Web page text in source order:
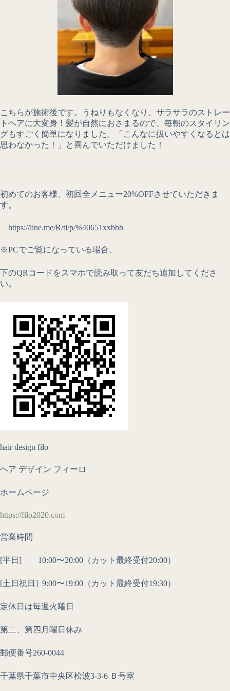
こちらが施術後です。うねりもなくなり、サラサラのストレー
トヘアに大変身！髪が自然におさまるので、毎朝のスタイリン
グもすごく簡単になりました。「こんなに扱いやすくなるとは
思わなかった！」と喜んでいただけました！
初めてのお客様、初回全メニュー20%OFFさせていただきま
す。
https://line.me/R/ti/p/%40651xxbbb
※PCでご覧になっている場合、
下のQR コードをスマホで読み取って友だち追加してくださ
い。
hair design filo
ヘア デザイン フィーロ
ホームページ
https://filo2020.com
営業時間
[平日] 10:00〜20:00（カット最終受付20:00）
[土日祝日] 9:00〜19:00（カット最終受付19:30）
定休日は毎週火曜日
第二、第四月曜日休み
郵便番号260-0044
千葉県千葉市中央区松波3-3-6 Ｂ号室